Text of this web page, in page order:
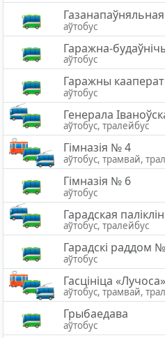
аўтобус
Гаражна-
аўтобус
Гаражны
аўтобус
Генерала
аўтобус, тралейбус
Гімназія № 4
аўтобус, трамвай,
Гімназія № 6
аўтобус
Гарадская
аўтобус, тралейбус
Гарадскі раддом
аўтобус
Гасцініца «Лучоса»
аўтобус, трамвай,
Грыбаедава
аўтобус